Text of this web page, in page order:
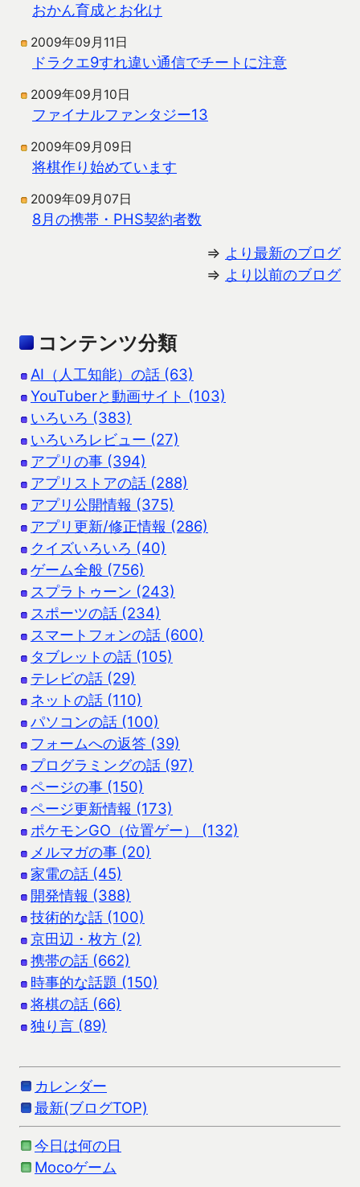
おかん育成とお化け
2009年09月11日
ドラクエ9すれ違い通信でチートに注意
2009年09月10日
ファイナルファンタジー13
2009年09月09日
将棋作り始めています
2009年09月07日
8月の携帯・PHS契約者数
⇒ より最新のブログ
⇒ より以前のブログ
コンテンツ分類
AI（人工知能）の話 (63)
YouTuberと動画サイト (103)
いろいろ (383)
いろいろレビュー (27)
アプリの事 (394)
アプリストアの話 (288)
アプリ公開情報 (375)
アプリ更新/修正情報 (286)
クイズいろいろ (40)
ゲーム全般 (756)
スプラトゥーン (243)
スポーツの話 (234)
スマートフォンの話 (600)
タブレットの話 (105)
テレビの話 (29)
ネットの話 (110)
パソコンの話 (100)
フォームへの返答 (39)
プログラミングの話 (97)
ページの事 (150)
ページ更新情報 (173)
ポケモンGO（位置ゲー） (132)
メルマガの事 (20)
家電の話 (45)
開発情報 (388)
技術的な話 (100)
京田辺・枚方 (2)
携帯の話 (662)
時事的な話題 (150)
将棋の話 (66)
独り言 (89)
カレンダー
最新(ブログTOP)
今日は何の日
Mocoゲーム